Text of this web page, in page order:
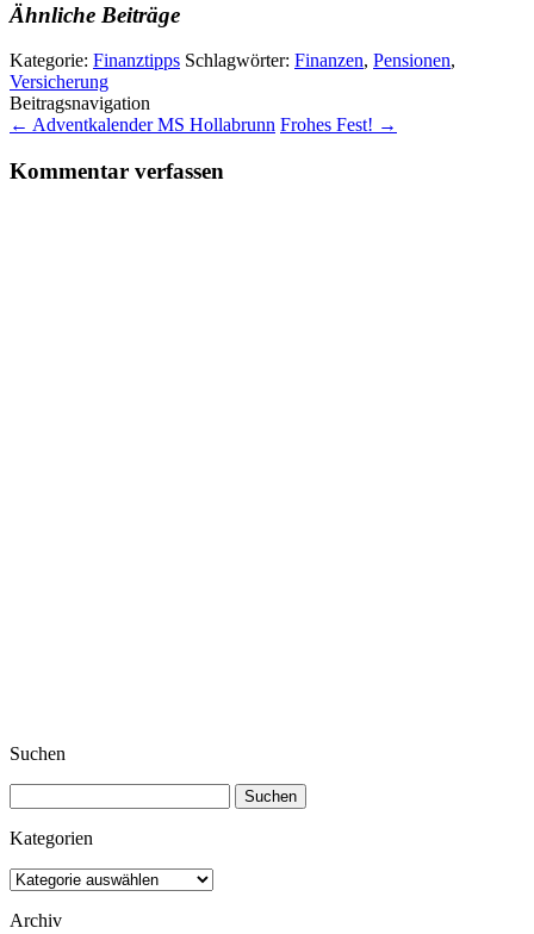
Ähnliche Beiträge
Kategorie: Finanztipps Schlagwörter: Finanzen, Pensionen,
Versicherung
Beitragsnavigation
← Adventkalender MS Hollabrunn Frohes Fest! →
Kommentar verfassen
Suchen
nach:
Kategorien
Kategorien
Archiv